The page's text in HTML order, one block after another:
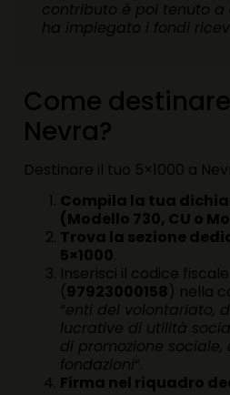
contributo è poi tenuto
ha impiegato i fondi
Come
Nevra?
Destinare il tuo 5×1000 a
Compila la tua
(Modello 730, CU o
Trova la sezione
5×1000.
Inserisci il codice
(97923000158 ) nella
“enti del volontariato,
lucrative di utilità
di promozione sociale,
fondazioni“.
Firma nel riquadro